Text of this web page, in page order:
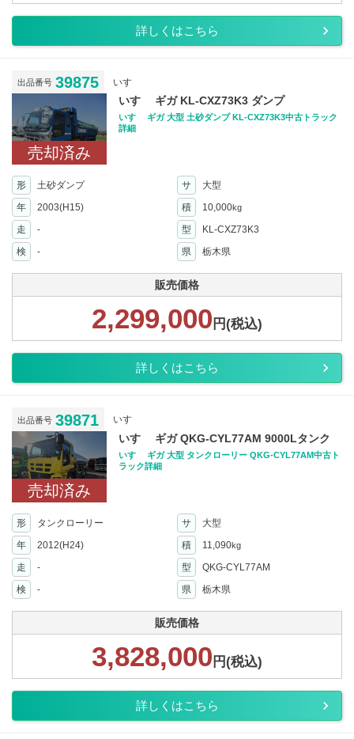
詳しくはこちら
出品番号 39875 いすゞ
売却済み
いすゞ ギガ KL-CXZ73K3 ダンプ
いすゞ ギガ 大型 土砂ダンプ KL-CXZ73K3中古トラック
詳細
形 土砂ダンプ サ
大型
年
2003(H15) 積 10,000kg
走 - 型
KL-CXZ73K3
検
- 県 栃木県
販売価格
2,299,000 円(税込)
詳しくはこちら
出品番号 39871 いすゞ
売却済み
いすゞ ギガ QKG-CYL77AM 9000Lタンク
いすゞ ギガ 大型 タンクローリー QKG-CYL77AM中古ト
ラック詳細
形 タンクローリー サ
大型
年
2012(H24) 積 11,090kg
走 - 型
QKG-CYL77AM
検
- 県 栃木県
販売価格
3,828,000 円(税込)
詳しくはこちら